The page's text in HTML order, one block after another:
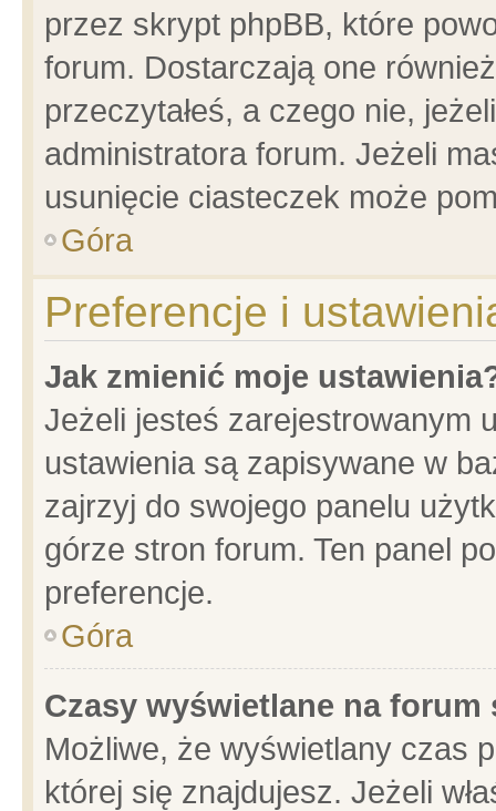
przez skrypt phpBB, które
forum. Dostarczają one
przeczytałeś, a czego nie,
administratora forum. Jeżeli
usunięcie ciasteczek może
Góra
Preferencje i
Jak zmienić moje
Jeżeli jesteś zarejestrowanym
ustawienia są zapisywane w
zajrzyj do swojego panelu
górze stron forum. Ten panel
preferencje.
Góra
Czasy wyświetlane na forum
Możliwe, że wyświetlany czas
której się znajdujesz. Jeżeli